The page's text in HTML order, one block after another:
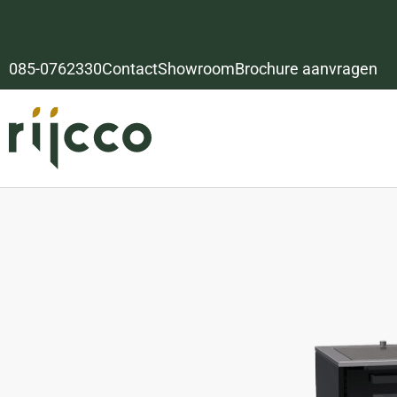
085-0762330ContactShowroomBrochure aanvragen